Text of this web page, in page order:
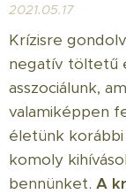
2021.05.17
Krízisre
negatív töltetű
asszociálunk,
valamiképpen
életünk
komoly
bennünket. A